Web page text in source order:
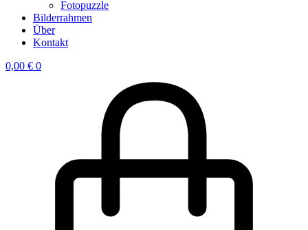
Fotopuzzle
Bilderrahmen
Über
Kontakt
0,00 € 0